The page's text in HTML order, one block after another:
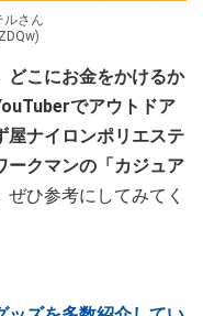
ルさん
どこにお金をかけるか
でアウトドア
屋ナイロンポリエステ
ークマンの「カジュア
ぜひ参考にしてみてく